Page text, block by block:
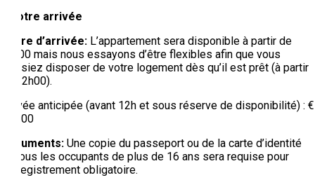
À votre arrivée
Heure d’arrivée: L’appartement sera disponible à partir de
17h00 mais nous essayons d’être flexibles afin que vous
puissiez disposer de votre logement dès qu’il est prêt (à partir
de 12h00).
Arrivée anticipée (avant 12h et sous réserve de disponibilité) : €
100,00
Documents: Une copie du passeport ou de la carte d’identité
de tous les occupants de plus de 16 ans sera requise pour
l’enregistrement obligatoire.